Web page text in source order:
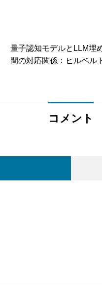
量子認知モデルとLLM埋
間の対応関係：ヒルベル
コメント